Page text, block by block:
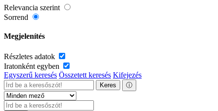
Relevancia szerint
Sorrend
Megjelenítés
Részletes adatok
Iratonként egyben
Egyszerű keresés Összetett keresés Kifejezés
Keres ⓘ